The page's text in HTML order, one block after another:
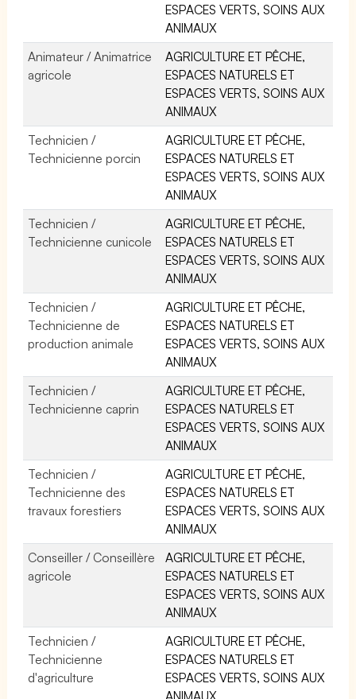
ESPACES VERTS, SOINS AUX
ANIMAUX
Animateur / Animatrice
agricole
AGRICULTURE ET PÊCHE,
ESPACES NATURELS ET
ESPACES VERTS, SOINS AUX
ANIMAUX
Technicien /
Technicienne porcin
AGRICULTURE ET PÊCHE,
ESPACES NATURELS ET
ESPACES VERTS, SOINS AUX
ANIMAUX
Technicien /
Technicienne cunicole
AGRICULTURE ET PÊCHE,
ESPACES NATURELS ET
ESPACES VERTS, SOINS AUX
ANIMAUX
Technicien /
Technicienne de
production animale
AGRICULTURE ET PÊCHE,
ESPACES NATURELS ET
ESPACES VERTS, SOINS AUX
ANIMAUX
Technicien /
Technicienne caprin
AGRICULTURE ET PÊCHE,
ESPACES NATURELS ET
ESPACES VERTS, SOINS AUX
ANIMAUX
Technicien /
Technicienne des
travaux forestiers
AGRICULTURE ET PÊCHE,
ESPACES NATURELS ET
ESPACES VERTS, SOINS AUX
ANIMAUX
Conseiller / Conseillère
agricole
AGRICULTURE ET PÊCHE,
ESPACES NATURELS ET
ESPACES VERTS, SOINS AUX
ANIMAUX
Technicien /
Technicienne
d'agriculture
AGRICULTURE ET PÊCHE,
ESPACES NATURELS ET
ESPACES VERTS, SOINS AUX
ANIMAUX